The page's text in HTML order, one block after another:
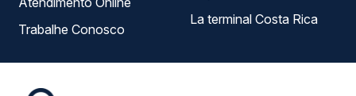
Trabalhe Conosco
La terminal Costa Rica